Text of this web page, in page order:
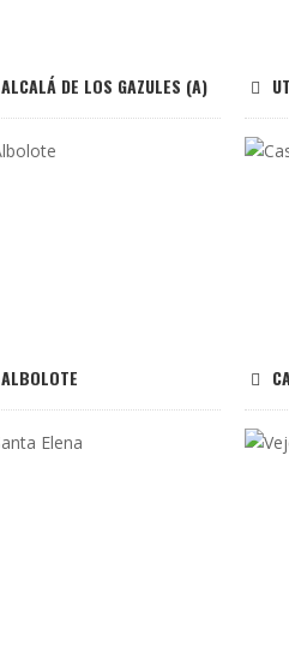
ALCALÁ DE LOS GAZULES (A)
ALBOLOTE